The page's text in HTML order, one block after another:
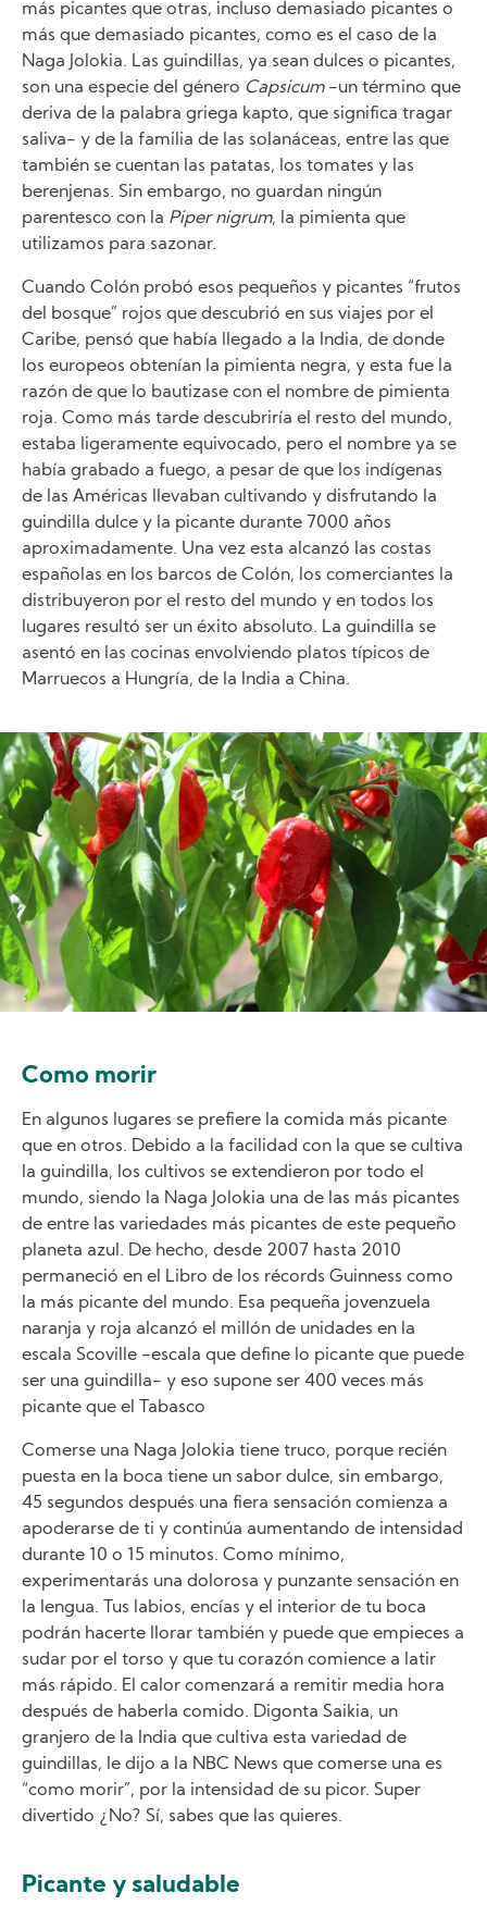
más picantes que otras, incluso demasiado picantes o
más que demasiado picantes, como es el caso de la
Naga Jolokia. Las guindillas, ya sean dulces o picantes,
son una especie del género Capsicum-un término que
deriva de la palabra griega kapto, que significa tragar
saliva- y de la familia de las solanáceas, entre las que
también se cuentan las patatas, los tomates y las
berenjenas. Sin embargo, no guardan ningún
parentesco con la Piper nigrum, la pimienta que
utilizamos para sazonar.
Cuando Colón probó esos pequeños y picantes “frutos
del bosque” rojos que descubrió en sus viajes por el
Caribe, pensó que había llegado a la India, de donde
los europeos obtenían la pimienta negra, y esta fue la
razón de que lo bautizase con el nombre de pimienta
roja. Como más tarde descubriría el resto del mundo,
estaba ligeramente equivocado, pero el nombre ya se
había grabado a fuego, a pesar de que los indígenas
de las Américas llevaban cultivando y disfrutando la
guindilla dulce y la picante durante 7000 años
aproximadamente. Una vez esta alcanzó las costas
españolas en los barcos de Colón, los comerciantes la
distribuyeron por el resto del mundo y en todos los
lugares resultó ser un éxito absoluto. La guindilla se
asentó en las cocinas envolviendo platos típicos de
Marruecos a Hungría, de la India a China.
Image
Como morir
En algunos lugares se prefiere la comida más picante
que en otros. Debido a la facilidad con la que se cultiva
la guindilla, los cultivos se extendieron por todo el
mundo, siendo la Naga Jolokia una de las más picantes
de entre las variedades más picantes de este pequeño
planeta azul. De hecho, desde 2007 hasta 2010
permaneció en el Libro de los récords Guinness como
la más picante del mundo. Esa pequeña jovenzuela
naranja y roja alcanzó el millón de unidades en la
escala Scoville -escala que define lo picante que puede
ser una guindilla- y eso supone ser 400 veces más
picante que el Tabasco
Comerse una Naga Jolokia tiene truco, porque recién
puesta en la boca tiene un sabor dulce, sin embargo,
45 segundos después una fiera sensación comienza a
apoderarse de ti y continúa aumentando de intensidad
durante 10 o 15 minutos. Como mínimo,
experimentarás una dolorosa y punzante sensación en
la lengua. Tus labios, encías y el interior de tu boca
podrán hacerte llorar también y puede que empieces a
sudar por el torso y que tu corazón comience a latir
más rápido. El calor comenzará a remitir media hora
después de haberla comido. Digonta Saikia, un
granjero de la India que cultiva esta variedad de
guindillas, le dijo a la NBC News que comerse una es
“como morir”, por la intensidad de su picor. Super
divertido ¿No? Sí, sabes que las quieres.
Picante y saludable